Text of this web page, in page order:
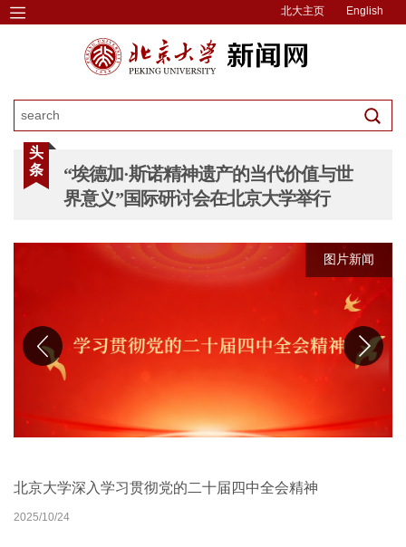
北大主页 English
头
条
“埃德加·斯诺精神遗产的当代价值与世
界意义”国际研讨会在北京大学举行
图片新闻
北京大学扎实开展树立和践行正确政绩观学习教育
2026/02/27
图片新闻
2026北京大学管理质效年
2026/03/30
图片新闻
北京大学深入学习贯彻党的二十届四中全会精神
2025/10/24
图片新闻
聚焦2026全国两会
2026/03/06